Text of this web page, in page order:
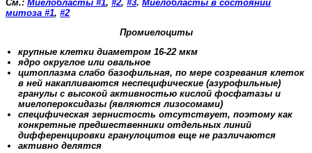
См.: Миелобласты #1, #2, #3. Миелобласты в состоянии
митоза #1, #2
Промиелоциты
крупные клетки диаметром 16-22 мкм
ядро округлое или овальное
цитоплазма слабо базофильная, по мере созревания клеток
в ней накапливаются неспецифические (азурофильные)
гранулы с высокой активностью кислой фосфатазы и
миелопероксидазы (являются лизосомами)
специфическая зернистость отсутствует, поэтому как
конкретные предшественники отдельных линий
дифференцировки гранулоцитов еще не различаются
активно делятся